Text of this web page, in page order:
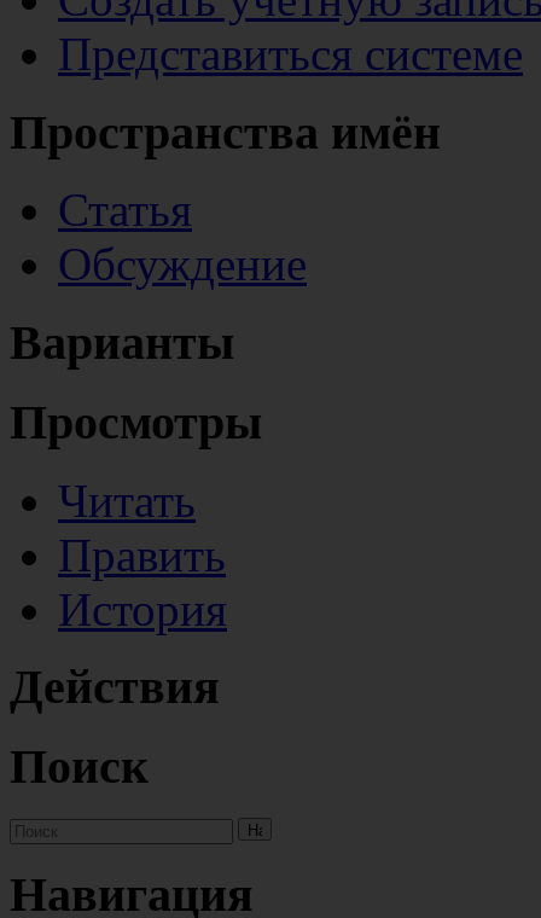
Представиться системе
Пространства имён
Статья
Обсуждение
Варианты
Просмотры
Читать
Править
История
Действия
Поиск
Навигация